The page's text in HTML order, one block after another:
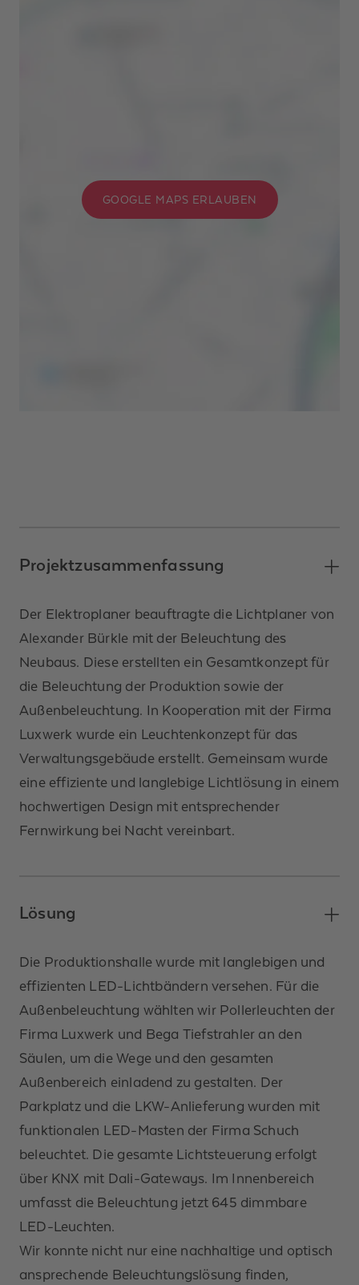
GOOGLE MAPS ERLAUBEN
Projektzusammenfassung
Der Elektroplaner beauftragte die Lichtplaner von
Alexander Bürkle mit der Beleuchtung des
Neubaus. Diese erstellten ein Gesamtkonzept für
die Beleuchtung der Produktion sowie der
Außenbeleuchtung. In Kooperation mit der Firma
Luxwerk wurde ein Leuchtenkonzept für das
Verwaltungsgebäude erstellt. Gemeinsam wurde
eine effiziente und langlebige Lichtlösung in einem
hochwertigen Design mit entsprechender
Fernwirkung bei Nacht vereinbart.
Lösung
Die Produktionshalle wurde mit langlebigen und
effizienten LED-Lichtbändern versehen. Für die
Außenbeleuchtung wählten wir Pollerleuchten der
Firma Luxwerk und Bega Tiefstrahler an den
Säulen, um die Wege und den gesamten
Außenbereich einladend zu gestalten. Der
Parkplatz und die LKW-Anlieferung wurden mit
funktionalen LED-Masten der Firma Schuch
beleuchtet. Die gesamte Lichtsteuerung erfolgt
über KNX mit Dali-Gateways. Im Innenbereich
umfasst die Beleuchtung jetzt 645 dimmbare
LED-Leuchten.
Wir konnte nicht nur eine nachhaltige und optisch
ansprechende Beleuchtungslösung finden,